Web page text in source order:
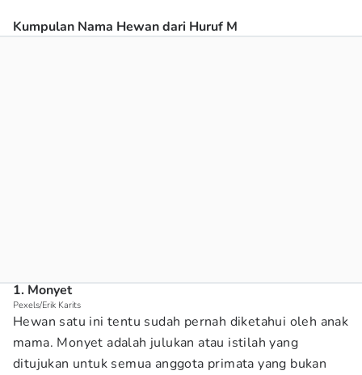
Kumpulan Nama Hewan dari Huruf M
1. Monyet
Pexels/Erik Karits
Hewan satu ini tentu sudah pernah diketahui oleh anak
mama. Monyet adalah julukan atau istilah yang
ditujukan untuk semua anggota primata yang bukan